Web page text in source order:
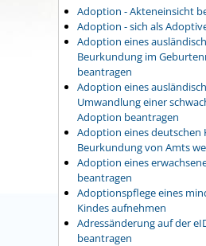
Adoption - Akteneinsicht
Adoption - sich als
Adoption eines
Beurkundung im
beantragen
Adoption eines
Umwandlung einer
Adoption beantragen
Adoption eines deutschen
Beurkundung von Amts
Adoption eines
beantragen
Adoptionspflege eines
Kindes aufnehmen
Adressänderung auf der
beantragen